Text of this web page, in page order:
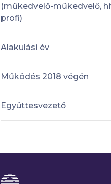
(műkedvelő-műkedvelő,
profi)
Alakulási év
Működés 2018 végén
Együttesvezető